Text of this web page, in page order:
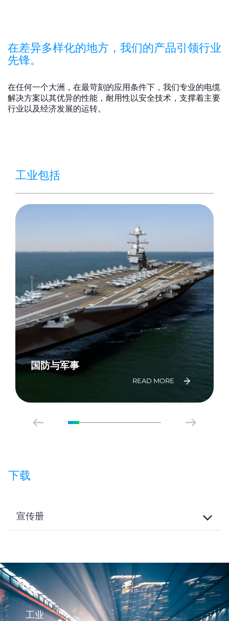
在差异多样化的地方，我们的产品引领行业
先锋。
在任何一个大洲，在最苛刻的应用条件下，我们专业的电缆
解决方案以其优异的性能，耐用性以安全技术，支撑着主要
行业以及经济发展的运转。
工业包括
国防与军事
READ MORE
下载
宣传册
工业